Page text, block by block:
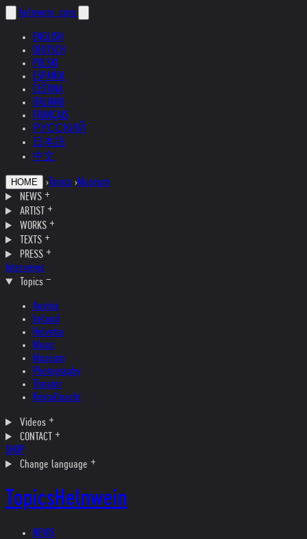
helnwein .com
ENGLISH
DEUTSCH
POLSKI
ESPAÑOL
ČEŠTINA
ITALIANO
FRANÇAIS
РУССКИЙ
日本語
中文
HOME › Topics ›Museum
NEWS
ARTIST
WORKS
TEXTS
PRESS
Interviews
Topics
Austria
Ireland
Helvetia
Music
Museum
Photography
Theater
Kristallnacht
Videos
CONTACT
SHOP
Change language
TopicsHelnwein
NEWS